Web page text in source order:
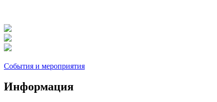
События и мероприятия
Информация